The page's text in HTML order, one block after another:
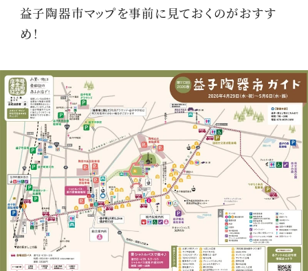
益子陶器市マップを事前に見ておくのがおすす
め！